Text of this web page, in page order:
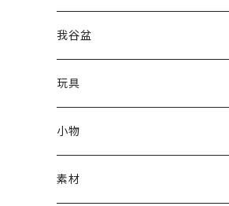
我谷盆
玩具
小物
素材